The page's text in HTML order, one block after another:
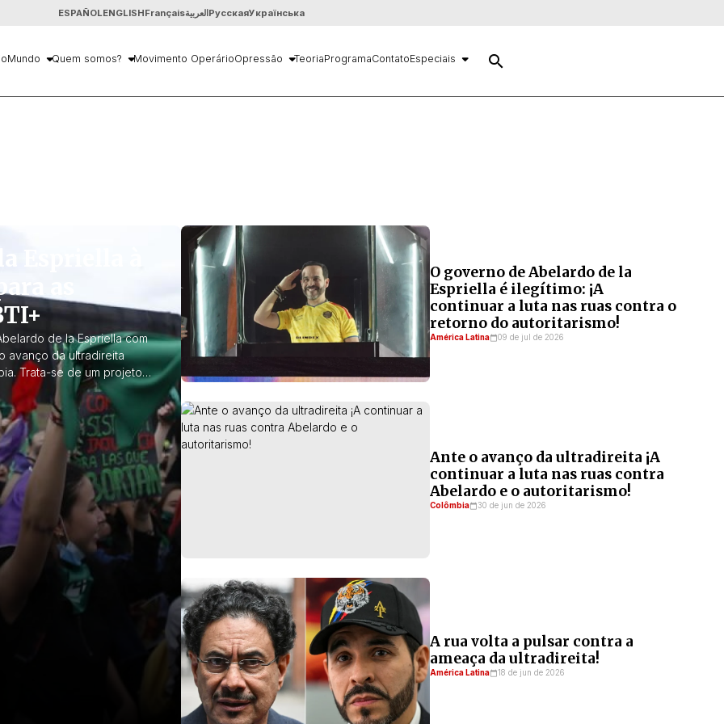
ESPAÑOLENGLISHFrançaisالعربيةРусскаяУкраїнська
Mundo Quem somos? Movimento OperárioOpressão TeoriaProgramaContatoEspeciais search
Espriella à
as
de la Espriella com
avanço da ultradireita
Trata-se de um projeto
e a ordem punitiva
O governo de Abelardo de la
Espriella é ilegítimo: ¡A
continuar a luta nas ruas contra o
retorno do autoritarismo!
América Latina 09 de jul de 2026
Ante o avanço da ultradireita ¡A
continuar a luta nas ruas contra
Abelardo e o autoritarismo!
Colômbia 30 de jun de 2026
A rua volta a pulsar contra a
ameaça da ultradireita!
América Latina 18 de jun de 2026